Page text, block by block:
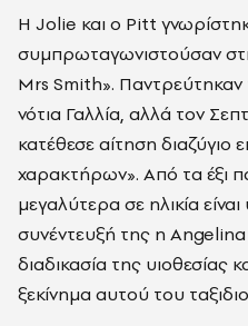
Η Jolie και ο Pitt
συμπρωταγωνιστούσαν
Mrs Smith».
νότια Γαλλία, αλλά τον
κατέθεσε αίτηση
χαρακτήρων». Από τα έξι
μεγαλύτερα σε ηλικία
συνέντευξή της η Angelina
διαδικασία της υιοθεσίας
ξεκίνημα αυτού του